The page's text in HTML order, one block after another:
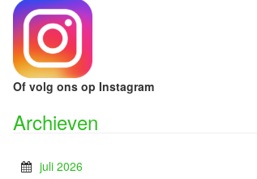
Of volg ons op Instagram
Archieven
juli 2026